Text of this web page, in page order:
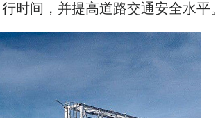
时间，并提高道路交通安全水平。